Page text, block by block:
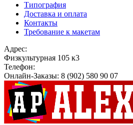
Типография
Доставка и оплата
Контакты
Требование к макетам
Адрес:
Физкультурная 105 к3
Телефон:
Онлайн-Заказы: 8 (902) 580 90 07